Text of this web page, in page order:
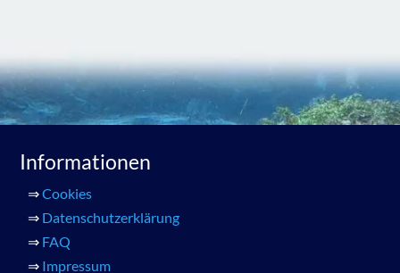
Informationen
⇒Cookies
⇒ Datenschutzerklärung
⇒ FAQ
⇒ Impressum